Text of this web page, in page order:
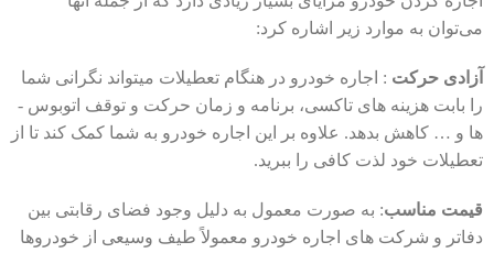
می‌توان به موارد زیر اشاره کرد:
آزادی حرکت : اجاره خودرو در هنگام تعطیلات می­تواند نگرانی شما
را بابت هزینه ­های تاکسی، برنامه و زمان حرکت و توقف اتوبوس ­
ها و … کاهش بدهد. علاوه بر این اجاره خودرو به شما کمک کند تا از
تعطیلات خود لذت کافی را ببرید.
قیمت مناسب: به صورت معمول به دلیل وجود فضای رقابتی بین
دفاتر و شرکت ­های اجاره خودرو معمولاً طیف وسیعی از خودروها